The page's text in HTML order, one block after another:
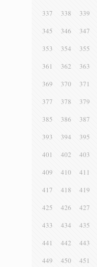
337
338 339
345
346 347
353
354 355
361
362 363
369
370 371
377
378 379
385
386 387
393
394 395
401
402 403
409
410 411
417
418 419
425
426 427
433
434 435
441
442 443
449
450 451